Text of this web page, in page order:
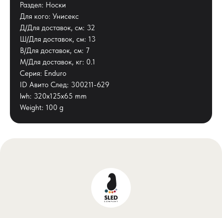
Раздел: Носки
Для кого: Унисекс
Д/Для доставок, см: 32
Ш/Для доставок, см: 13
В/Для доставок, см: 7
М/Для доставок, кг: 0.1
Серия: Enduro
ID Авито След: 300211-629
lwh: 320x125x65 mm
Weight: 100 g